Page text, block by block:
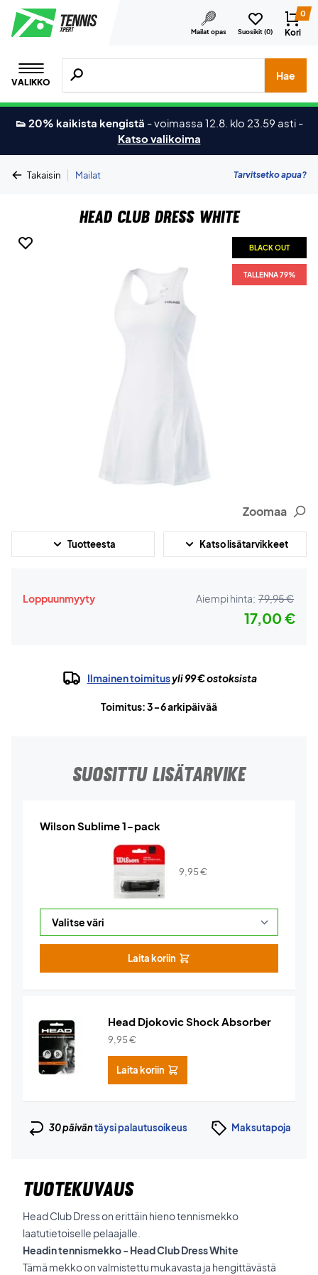
Mailat opas Suosikit (0)
0
Kori
VALIKKO
Hae tuotteita, merkkejä jne.
Hae
👟 20% kaikista kengistä -voimassa 12.8. klo 23.59 asti -
Katso valikoima
Takaisin | Mailat Tarvitsetko apua?
Head Club Dress White
BLACK OUT
TALLENNA 79%
Zoomaa
Tuotteesta Katso lisätarvikkeet
Loppuunmyyty Aiempi hinta: 79,95 €
17,00 €
Ilmainen toimitusyli 99 € ostoksista
Toimitus: 3-6 arkipäivää
SUOSITTU LISÄTARVIKE
Wilson Sublime 1-pack
9,95€
Laita koriin
Head Djokovic Shock Absorber
9,95€
Laita koriin
30 päiväntäysi palautusoikeus Maksutapoja
TUOTEKUVAUS
Head Club Dress on erittäin hieno tennismekko
laatutietoiselle pelaajalle.
Headin tennismekko - Head Club Dress White
Tämä mekko on valmistettu mukavasta ja hengittävästä